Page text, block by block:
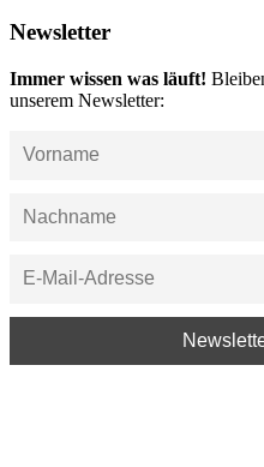
Newsletter
Immer wissen was läuft!
unserem Newsletter: